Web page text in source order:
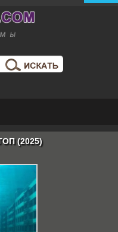
(2025)